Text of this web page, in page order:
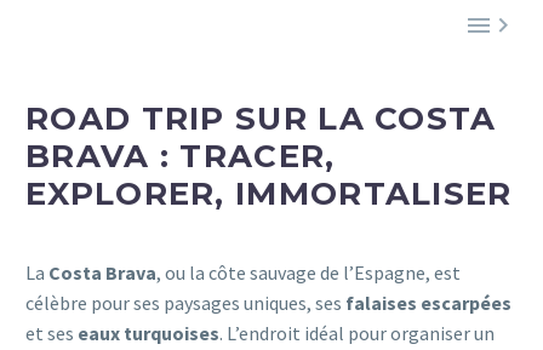

ROAD TRIP SUR LA COSTA
BRAVA : TRACER,
EXPLORER, IMMORTALISER
La Costa Brava, ou la côte sauvage de l’Espagne, est
célèbre pour ses paysages uniques, ses falaises escarpées
et ses eaux turquoises. L’endroit idéal pour organiser un